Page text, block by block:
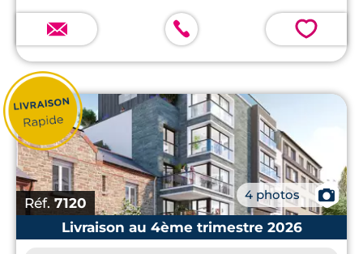
💗
Réf. 7120 4 photos
📷
Livraison au 4ème trimestre 2026